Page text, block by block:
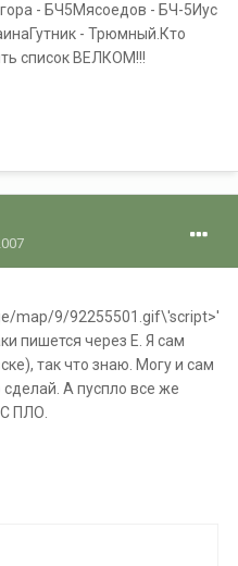
- БЧ5Мясоедов - БЧ-5Иус
- Трюмный.Кто
список ВЕЛКОМ!!!
map/9/92255501.gif\'script>'
пишется через Е. Я сам
так что знаю. Могу и сам
А пуспло все же
ПЛО.